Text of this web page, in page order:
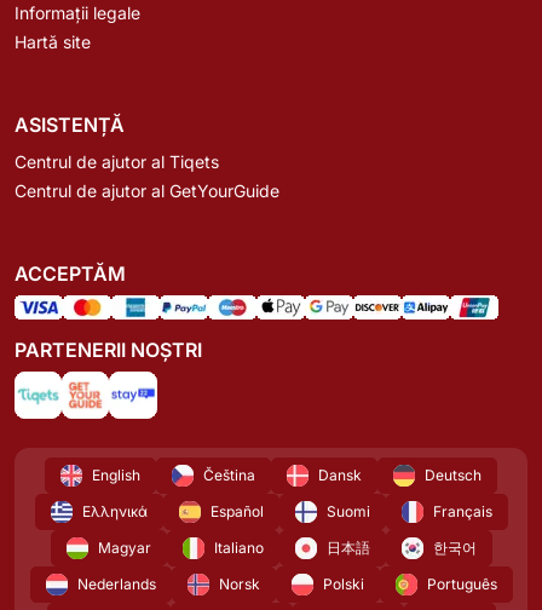
Informații legale
Hartă site
ASISTENȚĂ
Centrul de ajutor al Tiqets
Centrul de ajutor al GetYourGuide
ACCEPTĂM
PARTENERII NOȘTRI
English Čeština Dansk
Deutsch
Ελληνικά
Español Suomi
Français
Magyar
Italiano 日本語
한국어
Nederlands
Norsk Polski Português